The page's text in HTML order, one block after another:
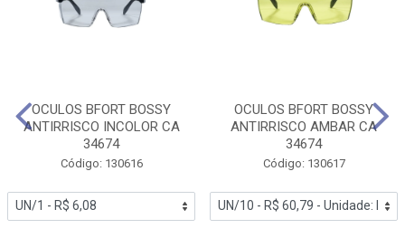
OCULOS BFORT BOSSY
ANTIRRISCO INCOLOR CA
34674
Código: 130616
OCULOS BFORT BOSSY
ANTIRRISCO AMBAR CA
34674
Código: 130617